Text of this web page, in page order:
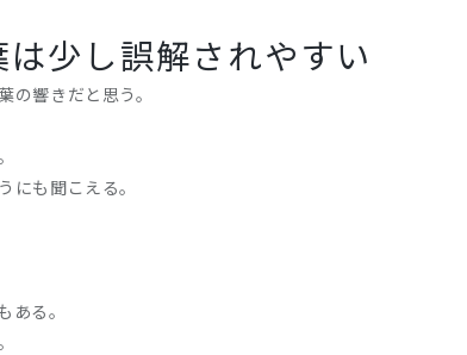
少し誤解されやすい
響きだと思う。
にも聞こえる。
る。